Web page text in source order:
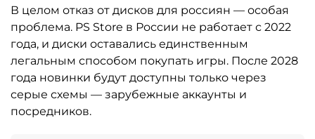
В целом отказ от дисков для россиян — особая
проблема. PS Store в России не работает с 2022
года, и диски оставались единственным
легальным способом покупать игры. После 2028
года новинки будут доступны только через
серые схемы — зарубежные аккаунты и
посредников.